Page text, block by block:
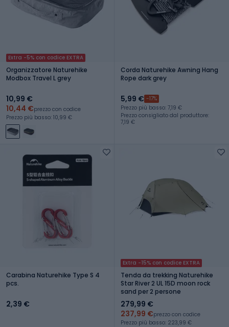
Extra -5% con codice EXTRA
Organizzatore Naturehike
Modbox Travel L grey
10,99 €
10,44 €prezzo con codice
Prezzo più basso: 10,99 €
Corda Naturehike Awning Hang
Rope dark grey
5,99 € -17%
Prezzo più basso: 7,19 €
Prezzo consigliato dal produttore:
7,19 €
Carabina Naturehike Type S 4
pcs.
2,39 €
Extra -15% con codice EXTRA
Tenda da trekking Naturehike
Star River 2 UL 15D moon rock
sand per 2 persone
279,99 €
237,99 €prezzo con codice
Prezzo più basso: 223,99 €